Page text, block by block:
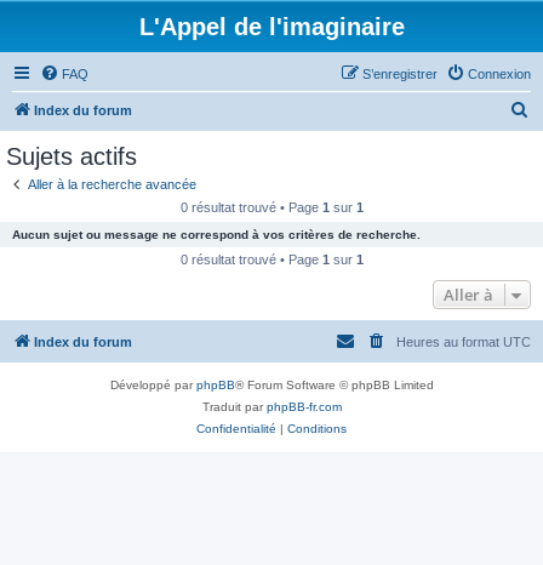
L'Appel de l'imaginaire
FAQ Connexion
S’enregistrer
Index du forum
c
e
Sujets actifs
Aller à la recherche avancée
0 résultat trouvé • Page 1 sur 1
Aucun sujet ou message ne correspond à vos critères de recherche.
0 résultat trouvé • Page 1 sur 1
Aller à
Index du forum Heures au format UTC
Développé parphpBB® Forum Software © phpBB Limited
Traduit parphpBB-fr.com
Confidentialité | Conditions